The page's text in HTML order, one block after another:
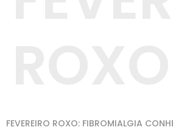
FEVEREIRO ROXO: FIBROMIALGIA